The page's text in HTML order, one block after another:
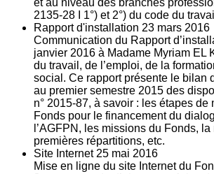
et au niveau des branches
2135‐28 I 1°) et 2°) du code du
Rapport d'installation 23 mars 2016
Communication du Rapport
janvier 2016 à Madame Myriam EL
du travail, de l’emploi, de la
social. Ce rapport présente le bilan
au premier semestre 2015 des
n° 2015-87, à savoir : les étapes
Fonds pour le financement du
l’AGFPN, les missions du Fonds,
premières répartitions, etc.
Site Internet 25 mai 2016
Mise en ligne du site Internet du